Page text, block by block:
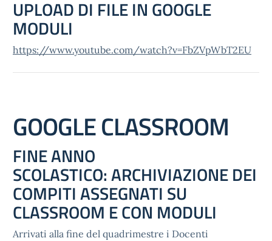
UPLOAD DI FILE IN GOOGLE
MODULI
https://www.youtube.com/watch?v=FbZVpWbT2EU
GOOGLE CLASSROOM
FINE ANNO
SCOLASTICO: ARCHIVIAZIONE DEI
COMPITI ASSEGNATI SU
CLASSROOM E CON MODULI
Arrivati alla fine del quadrimestre i Docenti